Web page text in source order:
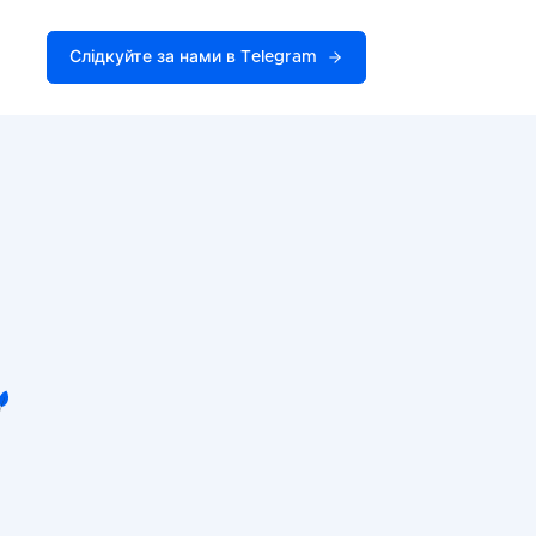
Слідкуйте за нами в Telegram